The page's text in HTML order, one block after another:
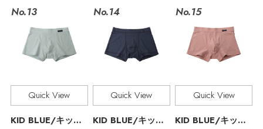
No.13
Quick View
KID BLUE/キッドブルー
No.14
Quick View
KID BLUE/キッドブルー
No.15
Quick View
KID BLUE/キッドブルー